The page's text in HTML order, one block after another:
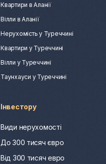
Квартири в Аланії
Вілли в Аланії
Нерухомість у Туреччині
Квартири у Туреччині
Вілли у Туреччині
Таунхауси у Туреччині
Інвестору
Види нерухомості
До 300 тисяч євро
Від 300 тисяч евро